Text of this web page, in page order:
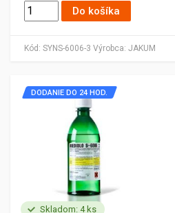
Kód: SYNS-6006-3 Výrobca: JAKUM
Do košíka
Skladom: 4 ks
DODANIE DO 24 HOD.